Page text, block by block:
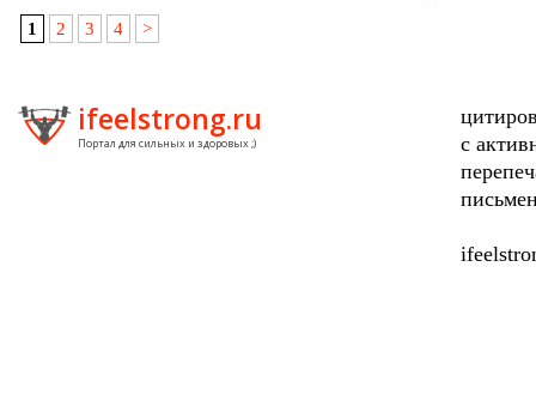
1 2 3 4 >
ifeelstrong.ru
Портал для сильных и здоровых ;)
с